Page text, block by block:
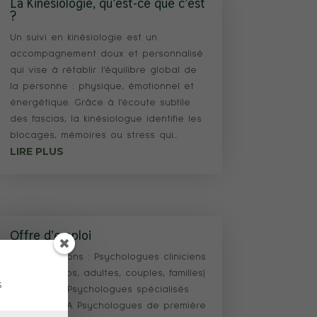
?
Un suivi en kinésiologie est un
accompagnement doux et personnalisé
qui vise à rétablir l’équilibre global de
la personne : physique, émotionnel et
énergétique. Grâce à l’écoute subtile
des fascias, la kinésiologue identifie les
blocages, mémoires ou stress qui...
LIRE PLUS
Offre d’emploi
Nous recrutons : Psychologues cliniciens
(enfants, ados, adultes, couples, familles)
Logopèdes Psychologues spécialisés
dans les TCA Psychologues de première